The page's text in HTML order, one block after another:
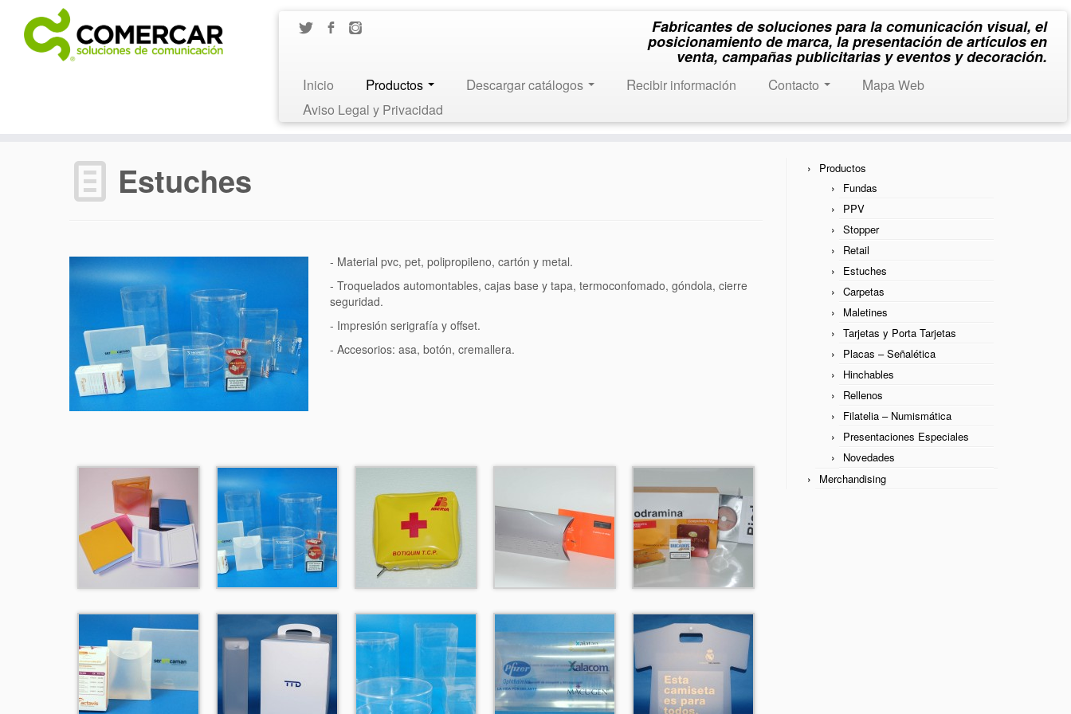
Fabricantes de soluciones para la comunicación visual, el
posicionamiento de marca, la presentación de artículos en
venta, campañas publicitarias y eventos y decoración.
Inicio Productos Descargar catálogos Recibir información Contacto
Mapa Web
Aviso Legal y Privacidad
Estuches
- Material pvc, pet, polipropileno, cartón y metal.
- Troquelados automontables, cajas base y tapa, termoconfomado, góndola, cierre
seguridad.
- Impresión serigrafía y offset.
- Accesorios: asa, botón, cremallera.
Productos
Fundas
PPV
Stopper
Retail
Estuches
Carpetas
Maletines
Tarjetas y Porta Tarjetas
Placas – Señalética
Hinchables
Rellenos
Filatelia – Numismática
Presentaciones Especiales
Novedades
Merchandising